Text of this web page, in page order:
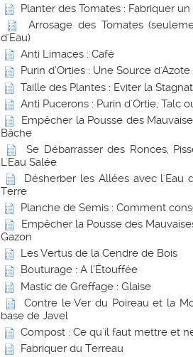
Planter des Tomates : Fabriquer
Arrosage des Tomates
d'Eau)
Anti Limaces : Café
Purin d’Orties : Une Source
Taille des Plantes : Eviter la
Anti Pucerons : Purin d'Ortie, Talc
Empêcher la Pousse des
Bâche
Se Débarrasser des Ronces,
L'Eau Salée
Désherber les Allées avec l'Eau
Terre
Planche de Semis : Comment
Empêcher la Pousse des
Gazon
Les Vertus de la Cendre de Bois
Bouturage : A l’Étouffée
Mastic de Greffage : Glaise
Contre le Ver du Poireau et la
base de Javel
Compost : Ce qu'il faut mettre et
Fabriquer du Terreau